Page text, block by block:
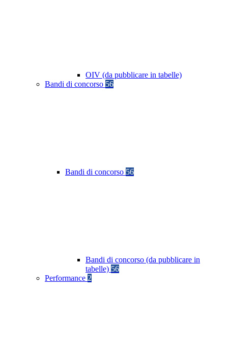
OIV (da pubblicare in tabelle)
Bandi di concorso 56
Bandi di concorso 56
Bandi di concorso (da pubblicare in
tabelle) 56
Performance 2